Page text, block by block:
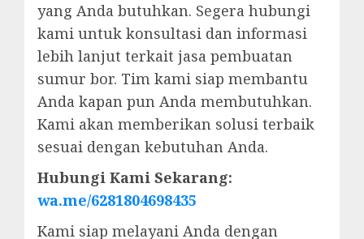
yang Anda butuhkan. Segera hubungi
kami untuk konsultasi dan informasi
lebih lanjut terkait jasa pembuatan
sumur bor. Tim kami siap membantu
Anda kapan pun Anda membutuhkan.
Kami akan memberikan solusi terbaik
sesuai dengan kebutuhan Anda.
Hubungi Kami Sekarang:
wa.me/6281804698435
Kami siap melayani Anda dengan